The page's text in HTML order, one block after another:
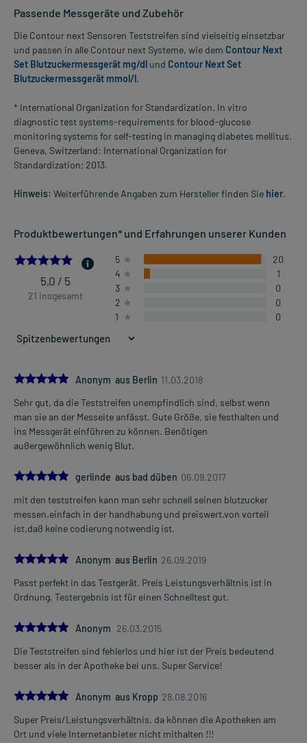
Passende Messgeräte und Zubehör
Die Contour next Sensoren Teststreifen sind vielseitig einsetzbar
und passen in alle Contour next Systeme, wie dem Contour Next
Set Blutzuckermessgerät mg/dl und Contour Next Set
Blutzuckermessgerät mmol/l.
* International Organization for Standardization. In vitro
diagnostic test systems-requirements for blood-glucose
monitoring systems for self-testing in managing diabetes mellitus.
Geneva, Switzerland: International Organization for
Standardization; 2013.
Hinweis: Weiterführende Angaben zum Hersteller finden Sie hier.
Produktbewertungen* und Erfahrungen unserer Kunden
4.9523809523809526
5,0 / 5
21 insgesamt
5
20
4
1
3
0
2
0
1
0
5.0Anonym aus Berlin 11.03.2018
Sehr gut, da die Teststreifen unempfindlich sind, selbst wenn
man sie an der Messeite anfässt. Gute Größe, sie festhalten und
ins Messgerät einführen zu können. Benötigen
außergewöhnlich wenig Blut.
5.0
gerlinde aus bad düben 06.09.2017
mit den teststreifen kann man sehr schnell seinen blutzucker
messen.einfach in der handhabung und preiswert.von vorteil
ist,daß keine codierung notwendig ist.
5.0Anonym aus Berlin 26.09.2019
Passt perfekt in das Testgerät. Preis Leistungsverhältnis ist in
Ordnung. Testergebnis ist für einen Schnelltest gut.
5.0Anonym 26.03.2015
Die Teststreifen sind fehlerlos und hier ist der Preis bedeutend
besser als in der Apotheke bei uns. Super Service!
5.0Anonym aus Kropp 28.08.2016
Super Preis/Leistungsverhältnis, da können die Apotheken am
Ort und viele Internetanbieter nicht mithalten !!!